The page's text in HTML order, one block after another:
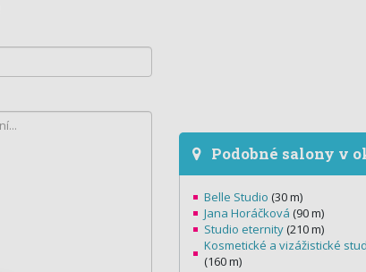
Podobné salony v
Belle Studio (30 m)
Jana Horáčková (90 m)
Studio eternity (210 m)
Kosmetické a vizážistické
(160 m)